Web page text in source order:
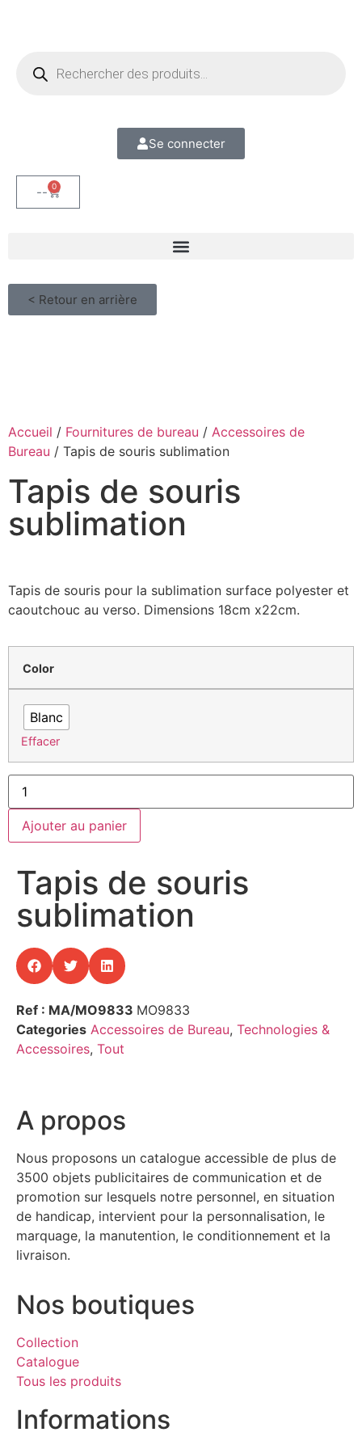
Se connecter
-- 0
< Retour en arrière
Accueil / Fournitures de bureau / Accessoires de
Bureau / Tapis de souris sublimation
Tapis de souris
sublimation
Tapis de souris pour la sublimation surface polyester et
caoutchouc au verso. Dimensions 18cm x22cm.
Color
Blanc
Effacer
Ajouter au panier
Tapis de souris
sublimation
Ref : MA/MO9833 MO9833
Categories Accessoires de Bureau, Technologies &
Accessoires, Tout
A propos
Nous proposons un catalogue accessible de plus de
3500 objets publicitaires de communication et de
promotion sur lesquels notre personnel, en situation
de handicap, intervient pour la personnalisation, le
marquage, la manutention, le conditionnement et la
livraison.
Nos boutiques
Collection
Catalogue
Tous les produits
Informations